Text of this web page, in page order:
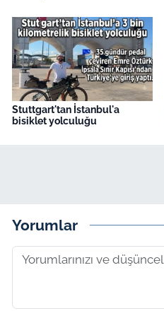
Stuttgart'tan İstanbul'a
bisiklet yolculuğu
Yorumlar